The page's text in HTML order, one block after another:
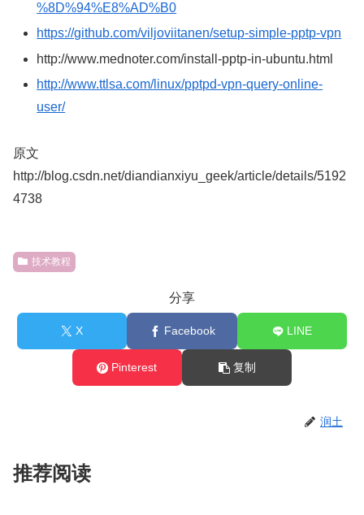
%8D%94%E8%AD%B0
https://github.com/viljoviitanen/setup-simple-pptp-vpn
http://www.mednoter.com/install-pptp-in-ubuntu.html
http://www.ttlsa.com/linux/pptpd-vpn-query-online-
user/
原文
http://blog.csdn.net/diandianxiyu_geek/article/details/5192
4738
技术教程
分享
X Facebook LINE
Pinterest 复制
润土
推荐阅读